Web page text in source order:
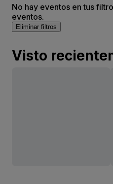
No hay eventos en tus
eventos.
Eliminar filtros
Visto